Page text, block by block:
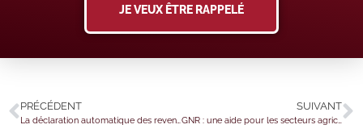
JE VEUX ÊTRE RAPPELÉ
PRÉCÉDENT SUIVANT
GNR : une aide pour les secteurs agricole et forestier